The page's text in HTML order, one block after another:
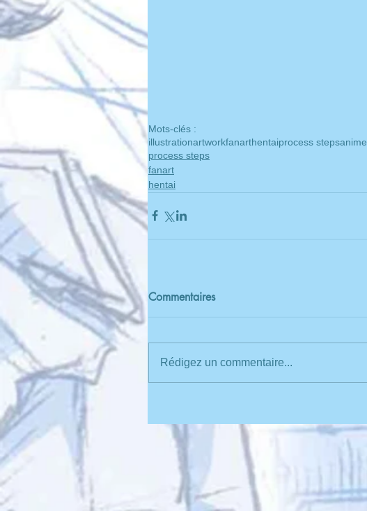
Mots-clés :
illustrationartworkfanarthentaiprocess stepsanime
process steps
fanart
hentai
Commentaires
Rédigez un commentaire...